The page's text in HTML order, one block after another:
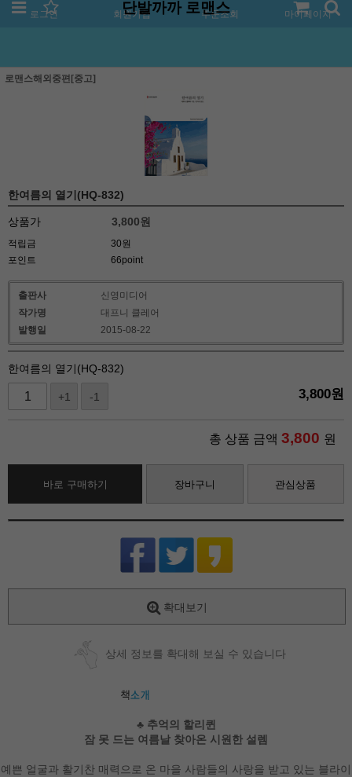
로그인 회원가입 주문조회 마이페이지
단발까까 로맨스
로맨스해외중편[중고]
한여름의 열기(HQ-832)
상품가 3,800원
적립금
30원
포인트
66point
출판사
신영미디어
작가명
대프니 클레어
발행일
2015-08-22
한여름의 열기(HQ-832)
+1 -1 3,800원
총 상품 금액 3,800 원
바로 구매하기 장바구니 관심상품
확대보기
상세 정보를 확대해 보실 수 있습니다
♣ 추억의 할리퀸
잠 못 드는 여름날 찾아온 시원한 설렘
예쁜 얼굴과 활기찬 매력으로 온 마을 사람들의 사랑을 받고 있는 블라이